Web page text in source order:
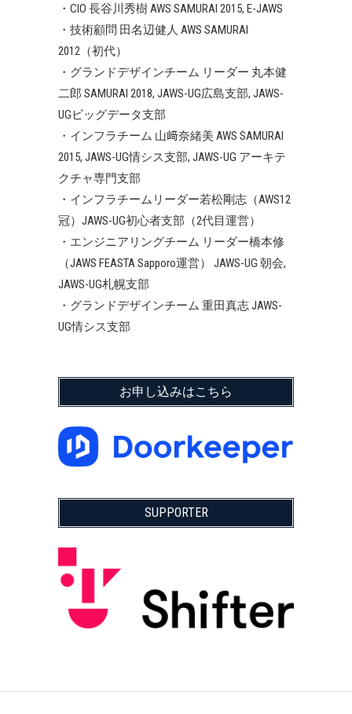
・CIO 長谷川秀樹 AWS SAMURAI 2015, E-JAWS
・技術顧問 田名辺健人 AWS SAMURAI
2012（初代）
・グランドデザインチーム リーダー 丸本健
二郎 SAMURAI 2018, JAWS-UG広島支部, JAWS-
UGビッグデータ支部
・インフラチーム 山﨑奈緒美 AWS SAMURAI
2015, JAWS-UG情シス支部, JAWS-UG アーキテ
クチャ専門支部
・インフラチームリーダー若松剛志（AWS12
冠）JAWS-UG初心者支部（2代目運営）
・エンジニアリングチーム リーダー橋本修
（JAWS FEASTA Sapporo運営） JAWS-UG 朝会,
JAWS-UG札幌支部
・グランドデザインチーム 重田真志 JAWS-
UG情シス支部
お申し込みはこちら
SUPPORTER